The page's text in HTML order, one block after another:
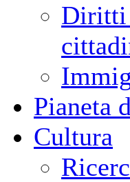
Diritti
Pianeta
Cultura